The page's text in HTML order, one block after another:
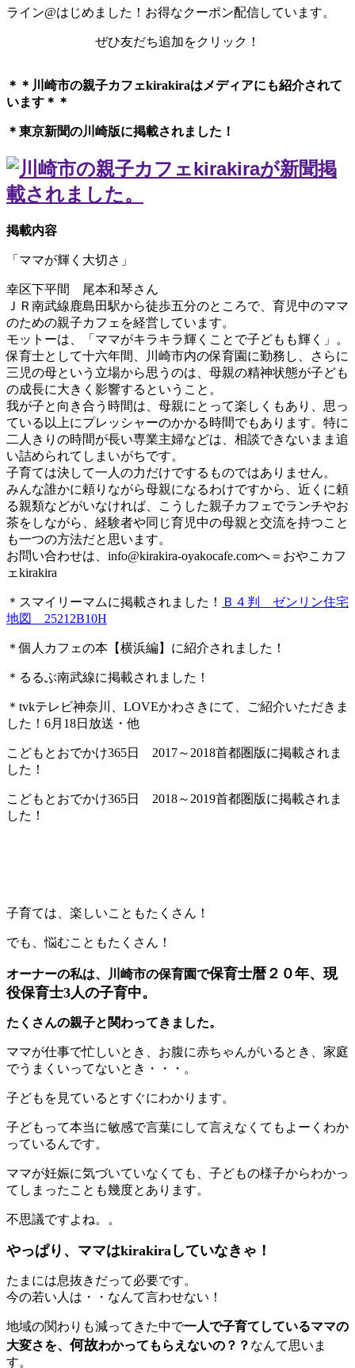
ライン@はじめました！お得なクーポン配信しています。
ぜひ友だち追加をクリック！
＊＊川崎市の親子カフェkirakiraは メディアにも紹介されて
います＊＊
＊東京新聞の川崎版に掲載されました！
掲載内容
「ママが輝く大切さ」
幸区下平間 尾本和琴さん
ＪＲ南武線鹿島田駅から徒歩五分のところで、育児中のママ
のための親子カフェを経営しています。
モットーは、「ママがキラキラ輝くことで子どもも輝く」。
保育士として十六年間、川崎市内の保育園に勤務し、さらに
三児の母という立場から思うのは、母親の精神状態が子ども
の成長に大きく影響するということ。
我が子と向き合う時間は、母親にとって楽しくもあり、思っ
ている以上にプレッシャーのかかる時間でもあります。特に
二人きりの時間が長い専業主婦などは、相談できないまま追
い詰められてしまいがちです。
子育ては決して一人の力だけでするものではありません。
みんな誰かに頼りながら母親になるわけですから、近くに頼
る親類などがいなければ、こうした親子カフェでランチやお
茶をしながら、経験者や同じ育児中の母親と交流を持つこと
も一つの方法だと思います。
お問い合わせは、 info@kirakira-oyakocafe.comへ＝おやこカフ
ェkirakira
＊スマイリーマムに掲載されました！
Ｂ４判 ゼンリン住宅
地図 25212B10H
＊個人カフェの本【横浜編】に紹介されました！
＊るるぶ南武線に掲載されました！
＊tvkテレビ神奈川、LOVEかわさきにて、ご紹介いただきま
した！6月18日放送・他
こどもとおでかけ365日 2017～2018首都圏版に掲載されま
した！
こどもとおでかけ365日 2018～2019首都圏版に掲載されま
した！
子育ては、楽しいこともたくさん！
でも、悩むこともたくさん！
オーナーの私は、川崎市の保育園で保育士暦２０年、現
役保育士3人の子育中。
たくさんの親子と関わってきました。
ママが仕事で忙しいとき、お腹に赤ちゃんがいるとき、家庭
でうまくいってないとき・・・。
子どもを見ているとすぐにわかります。
子どもって本当に敏感で言葉にして言えなくてもよーくわか
っているんです。
ママが妊娠に気づいていなくても、子どもの様子からわかっ
てしまったことも幾度とあります。
不思議ですよね。。
やっぱり、ママはkirakiraしていなきゃ！
たまには息抜きだって必要です。
今の若い人は・・なんて言わせない！
地域の関わりも減ってきた中で一人で子育てしているママの
大変さを、 何故わかってもらえないの？？ なんて思いま
す。